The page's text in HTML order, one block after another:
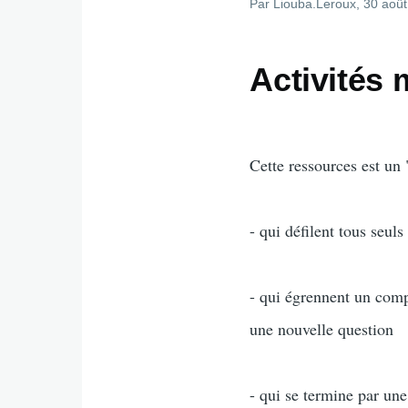
Par Liouba.Leroux , 30
Activités
Cette ressources est
- qui défilent tous
- qui égrennent un
une nouvelle question
- qui se termine par